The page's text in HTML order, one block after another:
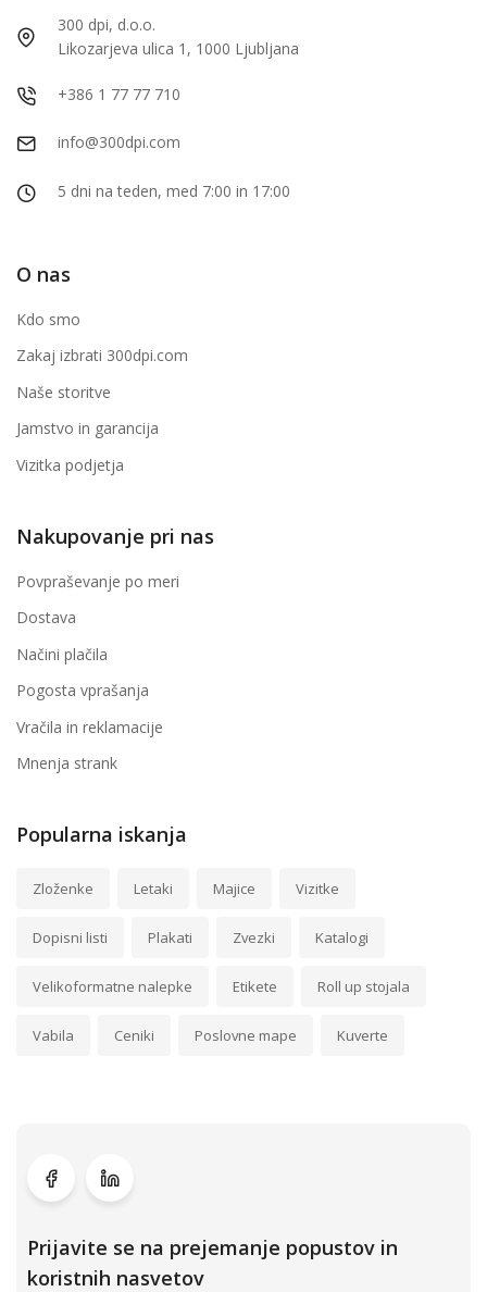
300 dpi, d.o.o.
Likozarjeva ulica 1, 1000 Ljubljana
+386 1 77 77 710
info@300dpi.com
5 dni na teden, med 7:00 in 17:00
O nas
Kdo smo
Zakaj izbrati 300dpi.com
Naše storitve
Jamstvo in garancija
Vizitka podjetja
Nakupovanje pri nas
Povpraševanje po meri
Dostava
Načini plačila
Pogosta vprašanja
Vračila in reklamacije
Mnenja strank
Popularna iskanja
Zloženke Letaki Majice Vizitke
Dopisni listi Plakati Zvezki Katalogi
Velikoformatne nalepke Etikete Roll up stojala
Vabila Ceniki Poslovne mape Kuverte
Prijavite se na prejemanje popustov in
koristnih nasvetov